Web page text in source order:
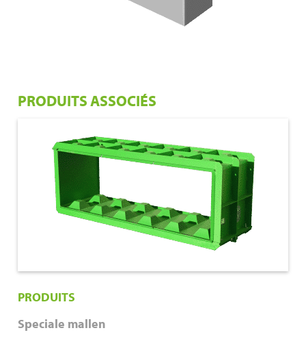
PRODUITS ASSOCIÉS
€ 1.425,00
180x60x60
PRODUITS
Speciale mallen